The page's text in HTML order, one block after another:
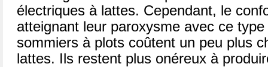
électriques à lattes. Cependant, le
atteignant leur paroxysme avec ce
sommiers à plots coûtent un peu plus
lattes. Ils restent plus onéreux à